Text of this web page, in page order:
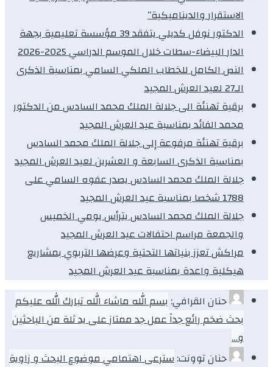
الاستقرار والديناميكية”
الدكتور نوفل كديلي يتفقد 39 مؤسسة تعليمية بجهة
الدار البيضاء-سطات خلال الموسم الدراسي 2025-2026
النص الكامل للخطاب الملكي السامي بمناسبة الذكرى
الـ27 لعيد العرش المجيد
برقية تهنئة الى جلالة الملك محمد السادس من الدكتور
محمد الفائد بمناسبة عيد العرش المجيد
برقية تهنئة مرفوعة إلى جلالة الملك محمد السادس
بمناسبة الذكرى السابعة و العشرين لعيد العرش المجيد
جلالة الملك محمد السادس يصدر عفوه السامي على
1788 شخصا بمناسبة عيد العرش المجيد
جلالة الملك محمد السادس يترأس يومي الخميس
والجمعة مراسم احتفالات عيد العرش المجيد
مراكش تعزز بنياتها التحتية وعرضها التربوي بمشاريع
هيكلية واعدة بمناسبة عيد العرش المجيد
حنان القرافي: بسم الله ماشاء الله تبارك الله عليكم
بحث ضخم رائع جداً عمل جد ممتاز على يد ثلة من الباحثين
و…
حنان توونت:سترعى اهتمامي موضوع البحث و زاوية